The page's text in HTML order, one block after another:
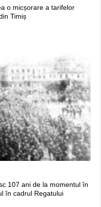
o micșorare a tarifelor
Timiș
107 ani de la momentul în
în cadrul Regatului